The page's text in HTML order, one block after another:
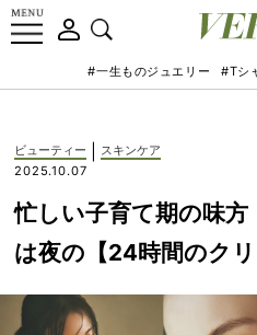
#一生ものジュエリー #Tシ
ビューティー
スキンケア
2025.10.07
忙しい子育て期の味方
は夜の【24時間のクリ